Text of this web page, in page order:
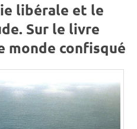
libérale et le
Sur le livre
monde confisqué